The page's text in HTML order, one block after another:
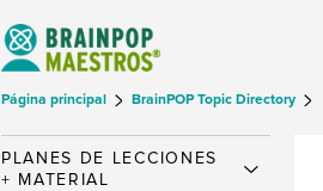
Página principal BrainPOP Topic Directory
PLANES DE LECCIONES
+ MATERIAL